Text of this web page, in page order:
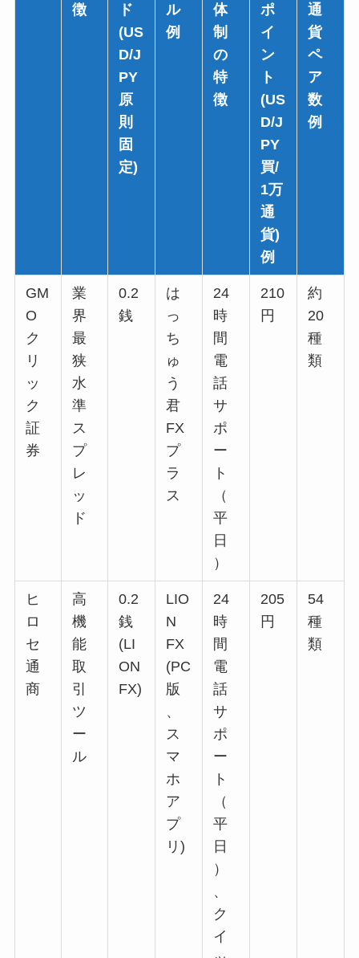
徴
ド
(US
D/J
PY
原
則
固
定)
ル
例
体
制
の
特
徴
ポ
イ
ン
ト
(US
D/J
PY
買/
1万
通
貨)
例
通
貨
ペ
ア
数
例
GM
O
ク
リ
ッ
ク
証
券
業
界
最
狭
水
準
ス
プ
レ
ッ
ド
0.2
銭
は
っ
ち
ゅ
う
君
FX
プ
ラ
ス
24
時
間
電
話
サ
ポ
ー
ト
（
平
日
）
210
円
約
20
種
類
ヒ
ロ
セ
通
商
高
機
能
取
引
ツ
ー
ル
0.2
銭
(LI
ON
FX)
LIO
N
FX
(PC
版
、
ス
マ
ホ
ア
プ
リ)
24
時
間
電
話
サ
ポ
ー
ト
（
平
日
）
、
ク
イ
205
円
54
種
類